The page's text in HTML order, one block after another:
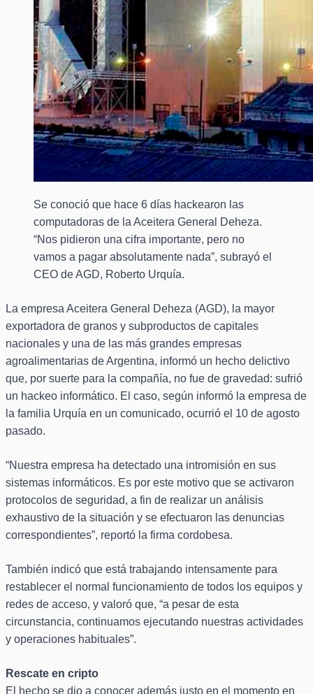
Se conoció que hace 6 días hackearon las
computadoras de la Aceitera General Deheza.
“Nos pidieron una cifra importante, pero no
vamos a pagar absolutamente nada”, subrayó el
CEO de AGD, Roberto Urquía.
La empresa Aceitera General Deheza (AGD), la mayor
exportadora de granos y subproductos de capitales
nacionales y una de las más grandes empresas
agroalimentarias de Argentina, informó un hecho delictivo
que, por suerte para la compañía, no fue de gravedad: sufrió
un hackeo informático. El caso, según informó la empresa de
la familia Urquía en un comunicado, ocurrió el 10 de agosto
pasado.
“Nuestra empresa ha detectado una intromisión en sus
sistemas informáticos. Es por este motivo que se activaron
protocolos de seguridad, a fin de realizar un análisis
exhaustivo de la situación y se efectuaron las denuncias
correspondientes”, reportó la firma cordobesa.
También indicó que está trabajando intensamente para
restablecer el normal funcionamiento de todos los equipos y
redes de acceso, y valoró que, “a pesar de esta
circunstancia, continuamos ejecutando nuestras actividades
y operaciones habituales”.
Rescate en cripto
El hecho se dio a conocer además justo en el momento en